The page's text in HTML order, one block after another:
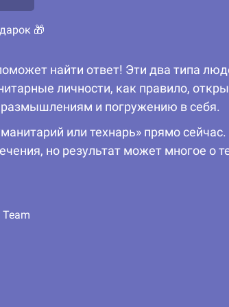
🎁
найти ответ! Эти два типа
личности, как правило,
размышлениям и погружению в себя.
или технарь» прямо
но результат может многое о